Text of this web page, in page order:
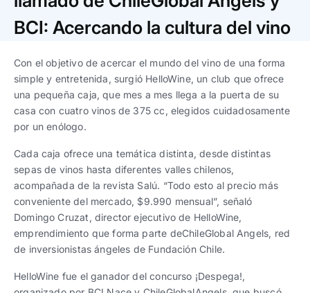
Trabaja con nosotros
Español English
Ver todas
Español English
Ver todas
Español English
Español English
Español|English
Español|English
BCI: Acercando la cultura del vino
Con el objetivo de acercar el mundo del vino de una forma
simple y entretenida, surgió HelloWine, un club que ofrece
una pequeña caja, que mes a mes llega a la puerta de su
casa con cuatro vinos de 375 cc, elegidos cuidadosamente
por un enólogo.
Cada caja ofrece una temática distinta, desde distintas
sepas de vinos hasta diferentes valles chilenos,
acompañada de la revista Salú. “Todo esto al precio más
conveniente del mercado, $9.990 mensual”, señaló
Domingo Cruzat, director ejecutivo de HelloWine,
emprendimiento que forma parte deChileGlobal Angels, red
de inversionistas ángeles de Fundación Chile.
HelloWine fue el ganador del concurso ¡Despega!,